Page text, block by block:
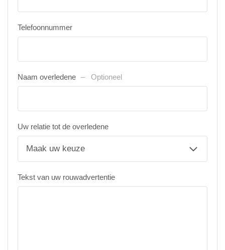
Telefoonnummer
Naam overledene Optioneel
Uw relatie tot de overledene
Tekst van uw rouwadvertentie